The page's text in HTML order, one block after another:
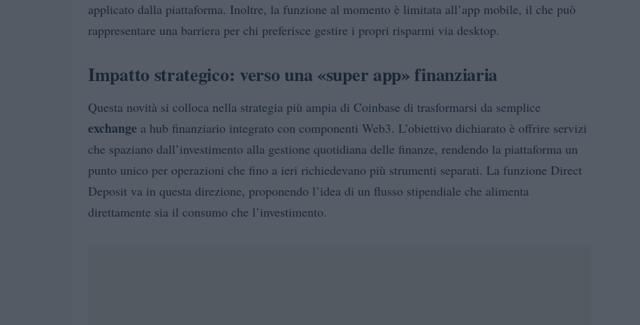
applicato dalla piattaforma. Inoltre, la funzione al momento è limitata all’app mobile, il che può
rappresentare una barriera per chi preferisce gestire i propri risparmi via desktop.
Impatto strategico: verso una «super app» finanziaria
Questa novità si colloca nella strategia più ampia di Coinbase di trasformarsi da semplice
exchange a hub finanziario integrato con componenti Web3. L’obiettivo dichiarato è offrire servizi
che spaziano dall’investimento alla gestione quotidiana delle finanze, rendendo la piattaforma un
punto unico per operazioni che fino a ieri richiedevano più strumenti separati. La funzione Direct
Deposit va in questa direzione, proponendo l’idea di un flusso stipendiale che alimenta
direttamente sia il consumo che l’investimento.